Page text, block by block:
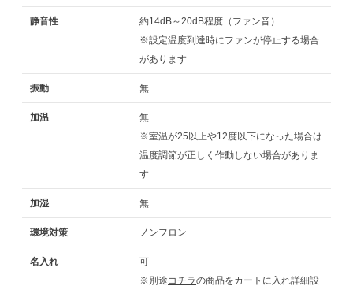
静音性
約14dB～20dB程度（ファン音）
※設定温度到達時にファンが停止する場合
があります
振動 無
加温
無
※室温が25以上や12度以下になった場合は
温度調節が正しく作動しない場合がありま
す
加湿 無
環境対策 ノンフロン
名入れ
可
※別途コチラの商品をカートに入れ詳細設